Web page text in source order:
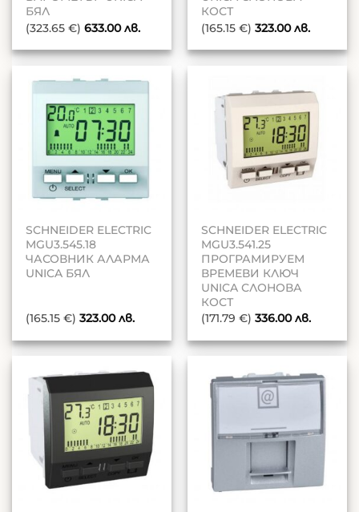
БЯЛ
(323.65 €) 633.00лв.
КОСТ
(165.15 €) 323.00лв.
SCHNEIDER ELECTRIC
MGU3.545.18
ЧАСОВНИК АЛАРМА
UNICA БЯЛ
(165.15 €) 323.00лв.
SCHNEIDER ELECTRIC
MGU3.541.25
ПРОГРАМИРУЕМ
ВРЕМЕВИ КЛЮЧ
UNICA СЛОНОВА
КОСТ
(171.79 €) 336.00лв.